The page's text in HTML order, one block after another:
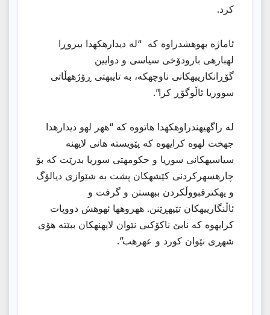
كرد.
ئاماژه بهوهشدراوه كه “له دیدارهكهدا بیروڕا
لهبارهی بارودۆخی سیاسی و دوایین
گۆڕانكارییهكانی ناوچهكه، به تایبهتی ڕۆژههڵاتی
سووریا ئاڵوگۆڕ كرا”.
له راگهیهندراوهكهدا هاتووه كه “ههر لهو دیدارهدا
جهخت لهوه كرایهوه كه پێویسته هانی لایهنه
سیاسیهكانی سوریا و حكومهتی سوریا بدرێت كه بۆ
چارهسهركردنی كێشهكان پشت به شێوازی دیالۆگ
و یهكترقبووڵكردن ببهستن و گرفت و
ئاڵنگارییهكان تێپهڕێنن. ههروهها ئهوهش دووپات
كرایهوه كه نابێ ناكۆكیی نێوان لایهنهكان ببێته هۆی
شهڕی نێوان كورد و عهرهب”.